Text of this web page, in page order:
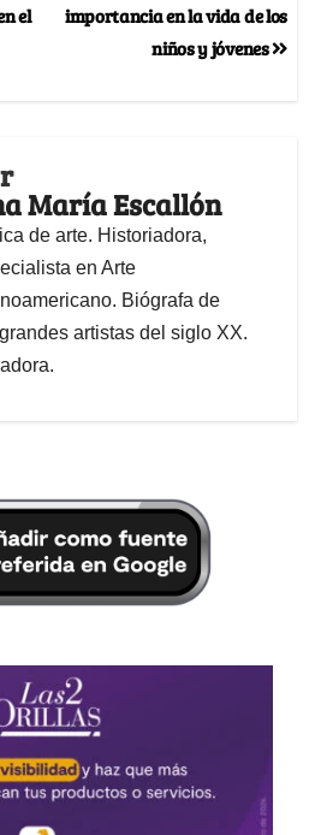
importancia en la vida de los
niños y jóvenes
el
María Escallón
de arte. Historiadora,
en Arte
Biógrafa de
artistas del siglo XX.